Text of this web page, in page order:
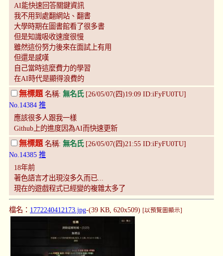
AI能快速回答關鍵資訊
我不用到處翻網站、翻書
大學時期在圖書館看了很多書
但是知識吸收速度很慢
雖然這份努力後來在面試上有用
但還是感嘆
自己當時這麼費力的學習
在AI時代是顯得浪費的
無標題 名稱: 無名氏[26/05/07(四)19:09 ID:iFyFU0TU]
No.14384 推
應該很多人跟我一樣
Github上的進度因為AI而快速更新
無標題 名稱: 無名氏[26/05/07(四)21:55 ID:iFyFU0TU]
No.14385 推
18年前
著色語言才出現沒多久而已...
現在的遊戲程式已經變的複雜太多了
檔名： 1772240412173.jpg-(39 KB, 620x509) [以預覽圖顯示]